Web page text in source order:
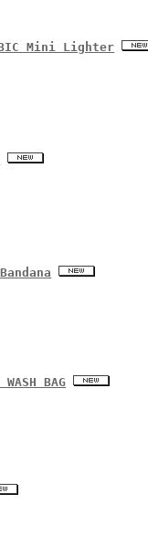
BIC Mini Lighter
BAG